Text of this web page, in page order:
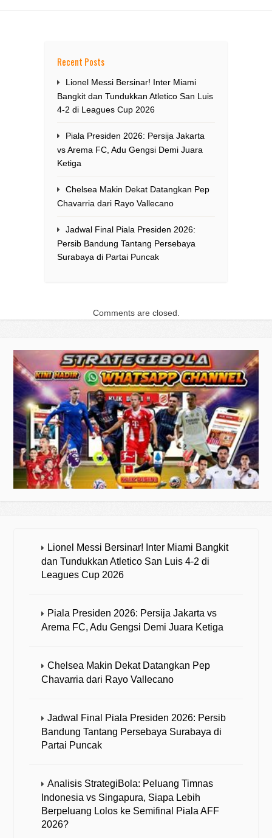
Recent Posts
Lionel Messi Bersinar! Inter Miami
Bangkit dan Tundukkan Atletico San Luis
4-2 di Leagues Cup 2026
Piala Presiden 2026: Persija Jakarta
vs Arema FC, Adu Gengsi Demi Juara
Ketiga
Chelsea Makin Dekat Datangkan Pep
Chavarria dari Rayo Vallecano
Jadwal Final Piala Presiden 2026:
Persib Bandung Tantang Persebaya
Surabaya di Partai Puncak
Comments are closed.
Lionel Messi Bersinar! Inter Miami Bangkit
dan Tundukkan Atletico San Luis 4-2 di
Leagues Cup 2026
Piala Presiden 2026: Persija Jakarta vs
Arema FC, Adu Gengsi Demi Juara Ketiga
Chelsea Makin Dekat Datangkan Pep
Chavarria dari Rayo Vallecano
Jadwal Final Piala Presiden 2026: Persib
Bandung Tantang Persebaya Surabaya di
Partai Puncak
Analisis StrategiBola: Peluang Timnas
Indonesia vs Singapura, Siapa Lebih
Berpeluang Lolos ke Semifinal Piala AFF
2026?